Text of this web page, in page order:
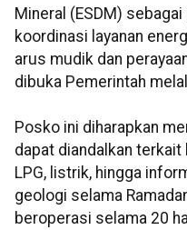
Mineral (ESDM)
koordinasi layanan
arus mudik dan
dibuka Pemerintah
Posko ini diharapkan
dapat diandalkan terkait
LPG, listrik, hingga
geologi selama
beroperasi selama 20